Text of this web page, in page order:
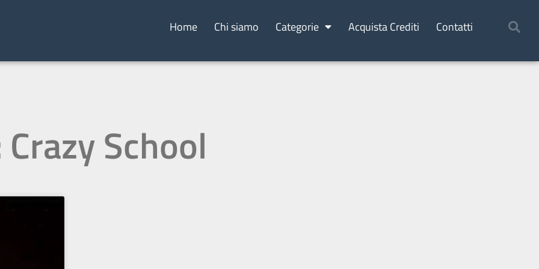
Home Chi siamo Categorie Acquista Crediti Contatti
Crazy School